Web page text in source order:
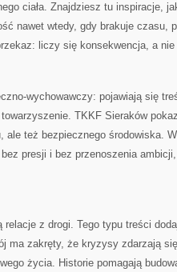
ciała. Znajdziesz tu inspiracje,
nawet wtedy, gdy brakuje czasu,
liczy się konsekwencja, a
wychowawczy: pojawiają się
TKKF Sieraków
ale też bezpiecznego środowiska.
presji i bez przenoszenia
relacje z drogi. Tego typu treści
ma zakręty, że kryzysy zdarzają
życia. Historie pomagają